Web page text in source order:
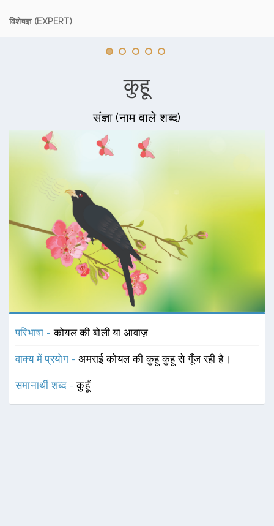
विशेषज्ञ (EXPERT)
कुहू
संज्ञा (नाम वाले शब्द)
परिभाषा -कोयल की बोली या आवाज़
वाक्य में प्रयोग -अमराई कोयल की कुहू कुहू से गूँज रही है।
समानार्थी शब्द -कुहूँ